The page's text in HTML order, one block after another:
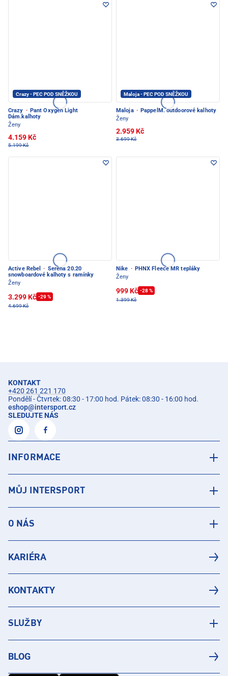
Crazy - PEC POD SNĚŽKOU
Crazy · Pant Oxygen Light
Dám.kalhoty
Ženy
4.159 Kč
5.199 Kč
Maloja - PEC POD SNĚŽKOU
Maloja · PappelM. outdoorové kalhoty
Ženy
2.959 Kč
3.699 Kč
Active Rebel · Serena 20.20
snowboardové kalhoty s ramínky
Ženy
3.299 Kč -29 %
4.699 Kč
Nike · PHNX Fleece MR tepláky
Ženy
999 Kč -28 %
1.399 Kč
KONTAKT
+420 261 221 170
Pondělí - Čtvrtek: 08:30 - 17:00 hod. Pátek: 08:30 - 16:00 hod.
eshop@intersport.cz
SLEDUJTE NÁS
INFORMACE
MŮJ INTERSPORT
O NÁS
KARIÉRA
KONTAKTY
SLUŽBY
BLOG